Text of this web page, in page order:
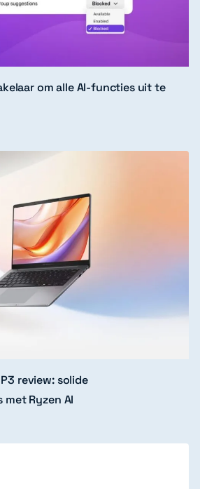
om alle AI-functies uit te
review: solide
Ryzen AI